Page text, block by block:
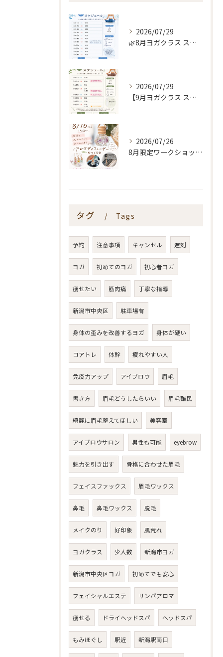
2026/07/29
🌿8月ヨガクラス スケジュールのお知らせ🌿
2026/07/29
【9月ヨガクラス スケジュールのお知らせ🌿】
2026/07/26
8月限定ワークショップ🌿🫧
タグ Tags
予約 注意事項 キャンセル 遅刻
ヨガ 初めてのヨガ 初心者ヨガ
痩せたい 筋肉痛 丁寧な指導
新潟市中央区 駐車場有
身体の歪みを改善するヨガ 身体が硬い
コアトレ 体幹 疲れやすい人
免疫力アップ アイブロウ 眉毛
書き方 眉毛どうしたらいい 眉毛難民
綺麗に眉毛整えてほしい 美容室
アイブロウサロン 男性も可能 eyebrow
魅力を引き出す 骨格に合わせた眉毛
フェイスファックス 眉毛ワックス
鼻毛 鼻毛ワックス 脱毛
メイクのり 好印象 肌荒れ
ヨガクラス 少人数 新潟市ヨガ
新潟市中央区ヨガ 初めてでも安心
フェイシャルエステ リンパアロマ
痩せる ドライヘッドスパ ヘッドスパ
もみほぐし 駅近 新潟駅南口